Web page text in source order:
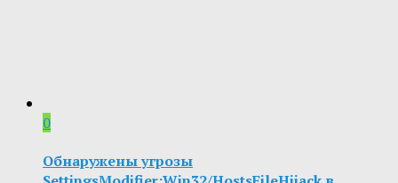
0
Обнаружены угрозы